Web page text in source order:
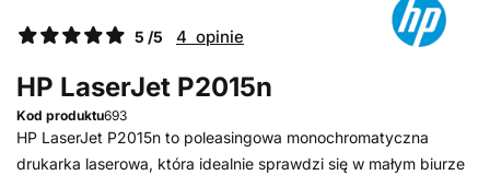
5 /5 4 opinie
HP LaserJet P2015n
Kod produktu693
HP LaserJet P2015n to poleasingowa monochromatyczna
drukarka laserowa, która idealnie sprawdzi się w małym biurze